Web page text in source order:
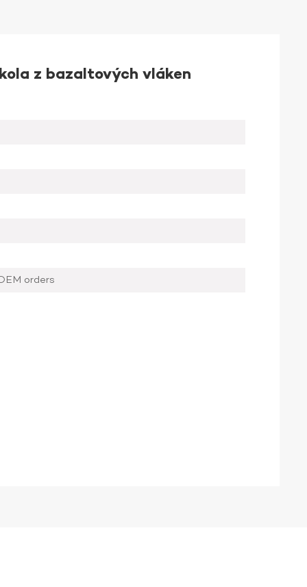
z bazaltových vláken
orders